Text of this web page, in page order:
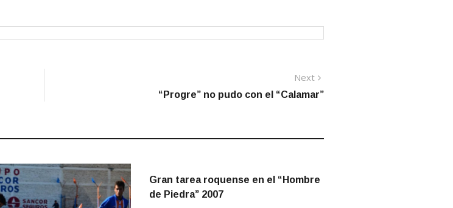
Next
post:
“Progre” no pudo con el “Calamar”
Gran tarea roquense en el “Hombre
de Piedra” 2007